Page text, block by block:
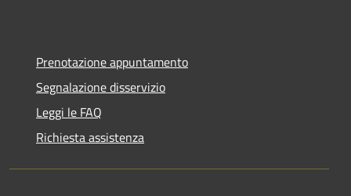
Prenotazione appuntamento
Segnalazione disservizio
Leggi le FAQ
Richiesta assistenza